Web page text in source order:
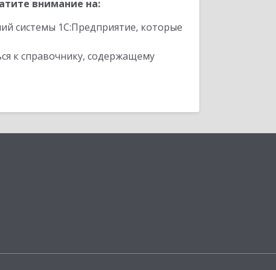
внимание на:
системы 1С:Предприятие, которые
к справочнику, содержащему